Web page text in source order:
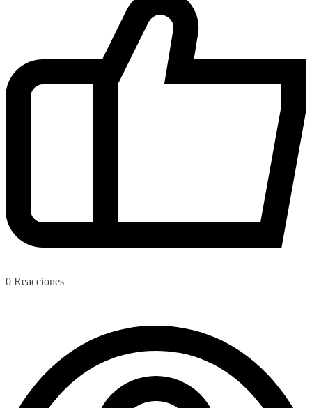
0 Reacciones